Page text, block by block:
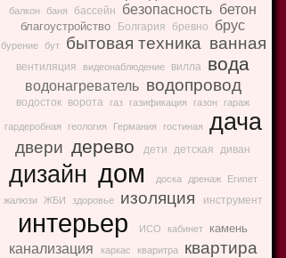
балкон баня бассейн безопасность бетон
благоустройство Болгария бревно брус
бурение бут бытовая техника ванная
вентиляция видеонаблюдение вилла вода
водонагреватель водопровод
водосток ворота газ газификация газон гараж
гардеробная геология Германия гостиная дача
двери дерево дети детская диван
дизайн дом доска дренаж
Египет
жалюзи
ЖБИ здоровье изоляция инструмент
интерьер ИСО кабинет камень
канализация каркас кваритра квартира